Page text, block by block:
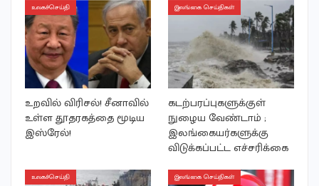
உலகச்செய்தி
உறவில் விரிசல்! சீனாவில்
உள்ள தூதரகத்தை மூடிய
இஸ்ரேல்!
இலங்கை செய்திகள்
கடற்பரப்புகளுக்குள்
நுழைய வேண்டாம் ;
இலங்கையர்களுக்கு
விடுக்கப்பட்ட எச்சரிக்கை
உலகச்செய்தி இலங்கை செய்திகள்